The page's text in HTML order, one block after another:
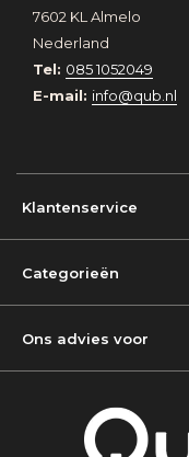
7602 KL Almelo
Nederland
Tel: 085 1052049
E-mail: info@qub.nl
Klantenservice
Categorieën
Ons advies voor